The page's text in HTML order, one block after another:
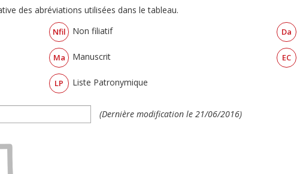
des abréviations utilisées dans le tableau.
Nfil Non filiatif
Ma Manuscrit
LP Liste Patronymique
Da
EC
(Dernière modification le 21/06/2016)